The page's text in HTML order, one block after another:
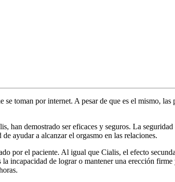
toman por internet. A pesar de que es el mismo,
demostrado ser eficaces y seguros. La
ayudar a alcanzar el orgasmo en las relaciones.
por el paciente. Al igual que Cialis, el efecto
incapacidad de lograr o mantener una erección